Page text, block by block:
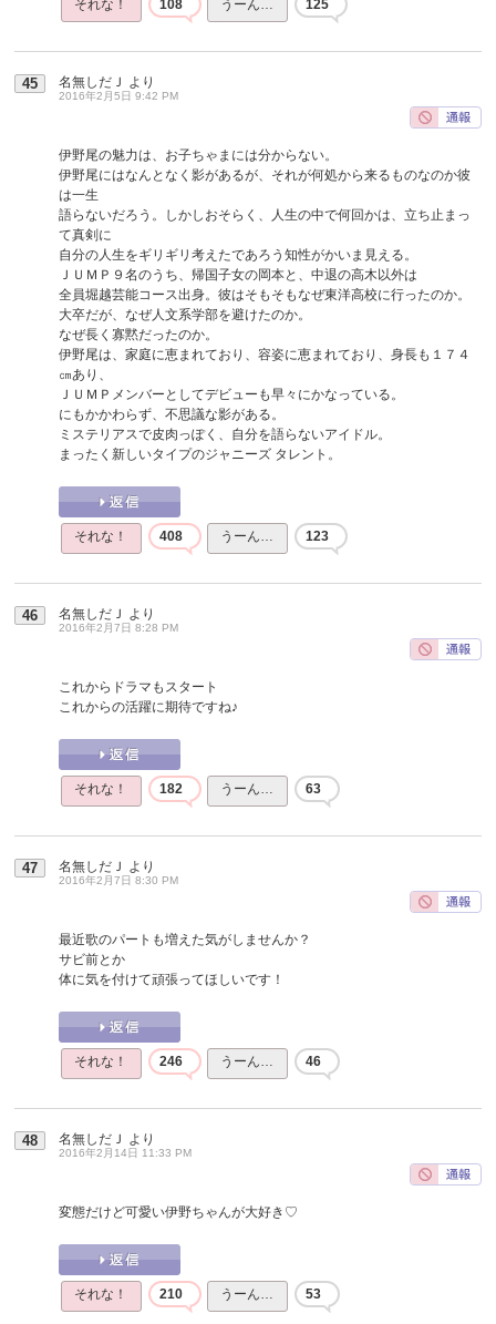
それな！ 108 うーん… 125
45 名無しだＪ より
2016年2月5日 9:42 PM
伊野尾の魅力は、お子ちゃまには分からない。
伊野尾にはなんとなく影があるが、それが何処から来るものなのか彼
は一生
語らないだろう。しかしおそらく、人生の中で何回かは、立ち止まっ
て真剣に
自分の人生をギリギリ考えたであろう知性がかいま見える。
ＪＵＭＰ９名のうち、帰国子女の岡本と、中退の高木以外は
全員堀越芸能コース出身。彼はそもそもなぜ東洋高校に行ったのか。
大卒だが、なぜ人文系学部を避けたのか。
なぜ長く寡黙だったのか。
伊野尾は、家庭に恵まれており、容姿に恵まれており、身長も１７４
㎝あり、
ＪＵＭＰメンバーとしてデビューも早々にかなっている。
にもかかわらず、不思議な影がある。
ミステリアスで皮肉っぽく、自分を語らないアイドル。
まったく新しいタイプのジャニーズ タレント。
それな！ 408 うーん… 123
46 名無しだＪ より
2016年2月7日 8:28 PM
これからドラマもスタート
これからの活躍に期待ですね♪
それな！ 182 うーん… 63
47 名無しだＪ より
2016年2月7日 8:30 PM
最近歌のパートも増えた気がしませんか？
サビ前とか
体に気を付けて頑張ってほしいです！
それな！ 246 うーん… 46
48 名無しだＪ より
2016年2月14日 11:33 PM
変態だけど可愛い伊野ちゃんが大好き♡
それな！ 210 うーん… 53